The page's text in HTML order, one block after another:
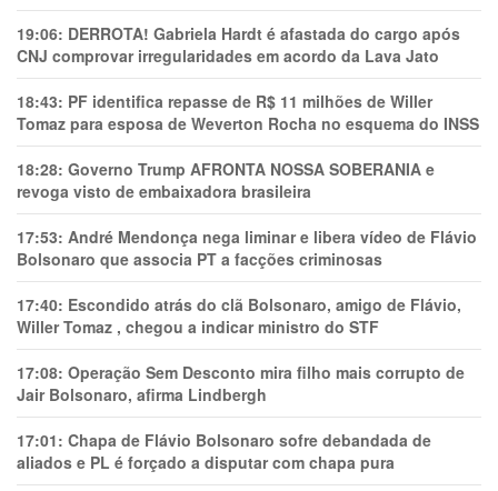
19:06: DERROTA! Gabriela Hardt é afastada do cargo após
CNJ comprovar irregularidades em acordo da Lava Jato
18:43: PF identifica repasse de R$ 11 milhões de Willer
Tomaz para esposa de Weverton Rocha no esquema do INSS
18:28: Governo Trump AFRONTA NOSSA SOBERANIA e
revoga visto de embaixadora brasileira
17:53: André Mendonça nega liminar e libera vídeo de Flávio
Bolsonaro que associa PT a facções criminosas
17:40: Escondido atrás do clã Bolsonaro, amigo de Flávio,
Willer Tomaz , chegou a indicar ministro do STF
17:08: Operação Sem Desconto mira filho mais corrupto de
Jair Bolsonaro, afirma Lindbergh
17:01: Chapa de Flávio Bolsonaro sofre debandada de
aliados e PL é forçado a disputar com chapa pura